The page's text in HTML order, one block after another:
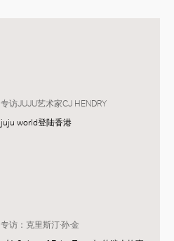
专访JUJU艺术家CJ HENDRY
juju world登陆香港
专访：克里斯汀·孙·金